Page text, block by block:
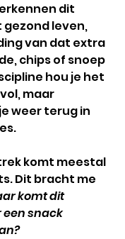
dit
gezond leven,
van dat extra
chips of snoep
hou je het
maar
weer terug in
komt meestal
Dit bracht me
komt dit
snack